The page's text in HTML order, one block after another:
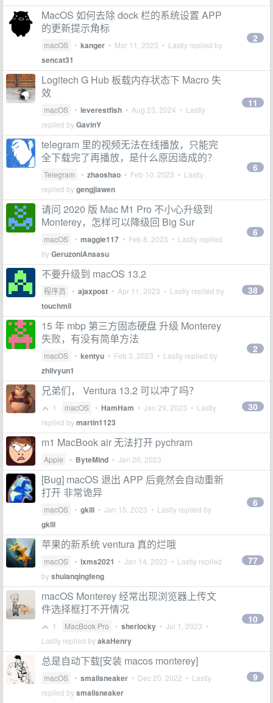
MacOS 如何去除 dock 栏的系统设置 APP
的更新提示角标
macOS • kanger • Mar 11, 2023 • Lastly replied by
sencat31
2
Logitech G Hub 板载内存状态下 Macro 失
效
macOS • leverestfish • Aug 23, 2024 • Lastly
replied byGavinY
11
telegram 里的视频无法在线播放，只能完
全下载完了再播放，是什么原因造成的？
Telegram • zhaoshao • Feb 10, 2023 • Lastly
replied bygengjiawen
6
请问 2020 版 Mac M1 Pro 不小心升级到
Monterey，怎样可以降级回 Big Sur
macOS • maggie117 • Feb 8, 2023 • Lastly replied
byGeruzoniAnsasu
6
不要升级到 macOS 13.2
程序员 • ajaxpost • Apr 11, 2023 • Lastly replied by
touchmii
38
15 年 mbp 第三方固态硬盘 升级 Monterey
失败，有没有简单方法
macOS • kentyu • Feb 3, 2023 • Lastly replied by
zhilvyun1
2
兄弟们， Ventura 13.2 可以冲了吗？
1 macOS • HamHam • Jan 29, 2023 • Lastly
replied bymartin1123
30
m1 MacBook air 无法打开 pychram
Apple • ByteMind • Jan 20, 2023
[Bug] macOS 退出 APP 后竟然会自动重新
打开 非常诡异
macOS • gklll • Jan 15, 2023 • Lastly replied by
gklll
6
苹果的新系统 ventura 真的烂哦
macOS • lxms2021 • Jan 14, 2023 • Lastly replied
byshuianqingfeng
77
macOS Monterey 经常出现浏览器上传文
件选择框打不开情况
1 MacBook Pro • sherlocky • Jul 1, 2023 •
Lastly replied byakaHenry
10
总是自动下载[安装 macos monterey]
macOS • smallsneaker • Dec 20, 2022 • Lastly
replied bysmallsneaker
9